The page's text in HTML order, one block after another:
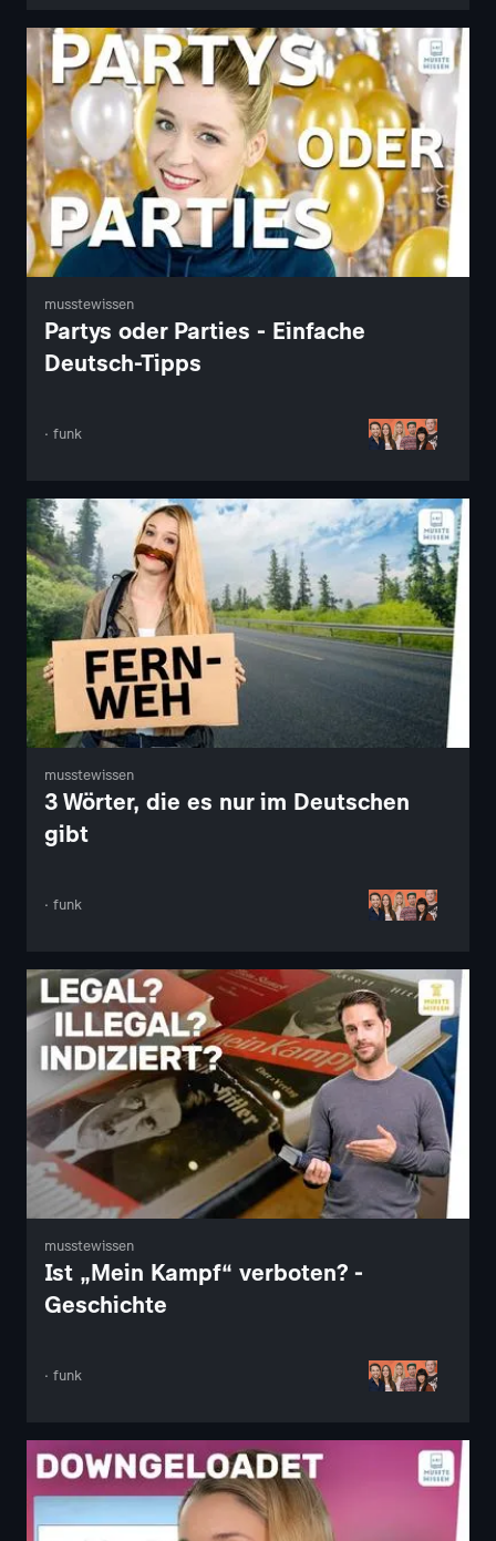
musstewissen
Partys oder Parties - Einfache
Deutsch-Tipps
· funk
musstewissen
3 Wörter, die es nur im Deutschen
gibt
· funk
musstewissen
Ist „Mein Kampf“ verboten? -
Geschichte
· funk